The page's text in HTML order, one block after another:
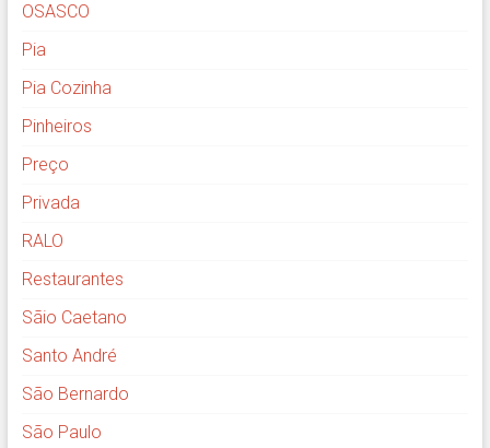
OSASCO
Pia
Pia Cozinha
Pinheiros
Preço
Privada
RALO
Restaurantes
Sãio Caetano
Santo André
São Bernardo
São Paulo